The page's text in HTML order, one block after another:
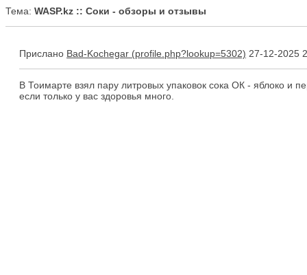
Тема: WASP.kz :: Соки - обзоры и отзывы
Прислано Bad-Kochegar 27-12-2025
В Тоимарте взял пару литровых упаковок сока ОК - яблоко и
если только у вас здоровья много.